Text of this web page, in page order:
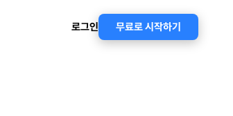
로그인 무료로 시작하기